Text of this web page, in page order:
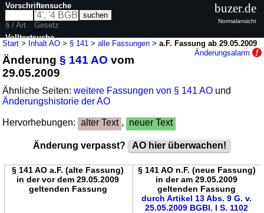
Start > Inhalt AO > § 141 >alle Fassungen >a.F. Fassung ab 29.05.2009
Änderungsalarm
Änderung§ 141 AO vom
29.05.2009
Ähnliche Seiten:weitere Fassungen von § 141 AO und
Änderungshistorie der AO
Hervorhebungen: alter Text , neuer Text
Änderung verpasst? AO hier überwachen!
§ 141 AO a.F. (alte Fassung)
in der vor dem 29.05.2009
geltenden Fassung
§ 141 AO n.F. (neue Fassung)
in der am 29.05.2009
geltenden Fassung
durch Artikel 13 Abs. 9 G. v.
25.05.2009 BGBl. I S. 1102
Vorschriftensuche
§ / Art.
Gesetz
Volltextsuche
nur in AO
buzer.de
Normalansicht